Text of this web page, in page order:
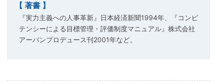
【 著書 】
『実力主義への人事革新』日本経済新聞1994年、『コンピ
テンシーによる目標管理・評価制度マニュアル』株式会社
アーバンプロデュース刊2001年など。